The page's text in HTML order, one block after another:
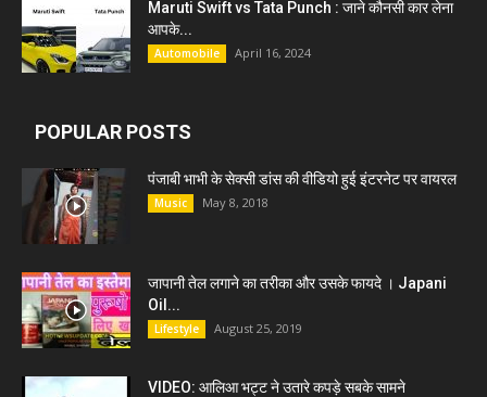
Maruti Swift vs Tata Punch : जाने कौनसी कार लेना
आपके...
Automobile April 16, 2024
POPULAR POSTS
पंजाबी भाभी के सेक्सी डांस की वीडियो हुई इंटरनेट पर वायरल
Music May 8, 2018
जापानी तेल लगाने का तरीका और उसके फायदे । Japani
Oil...
Lifestyle August 25, 2019
VIDEO: आलिआ भट्ट ने उतारे कपड़े सबके सामने